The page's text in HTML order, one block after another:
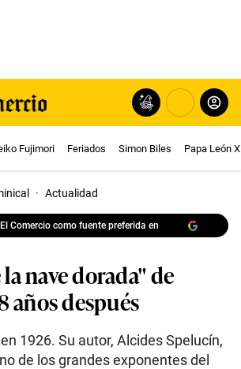
Fujimori Feriados Simon Biles Papa León
· Actualidad
Comercio como fuente preferida en
nave dorada" de
años después
1926. Su autor, Alcides Spelucín,
de los grandes exponentes del